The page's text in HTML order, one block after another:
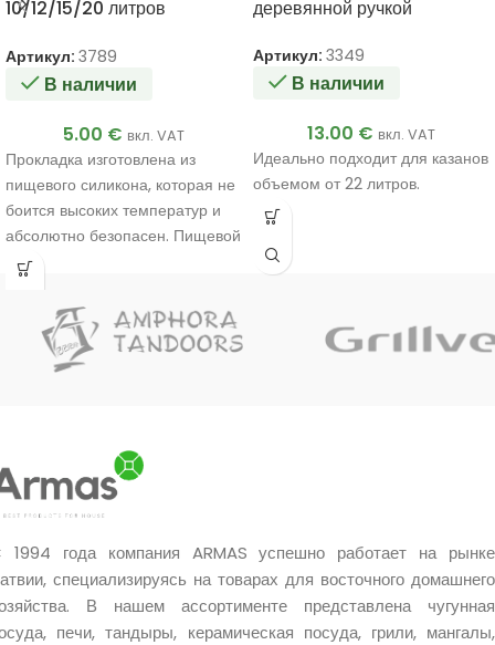
10/12/15/20 литров
Артикул: 3789
В наличии
5.00 € вкл. VAT
Прокладка изготовлена из
пищевого силикона, которая не
боится высоких температур и
абсолютно безопасен. Пищевой
силикон без посторонних
температуру до 280 °C.
Подходит для 10, 12, 15 и 20-
литровых черных или
деревянной ручкой
Артикул: 3349
В наличии
13.00 € вкл. VAT
Идеально подходит для казанов
объемом от 22 литров.
1994 года компания ARMAS успешно работает на рынке
специализируясь на товарах для восточного домашнего
В нашем ассортименте представлена чугунная
печи, тандыры, керамическая посуда, грили, мангалы,